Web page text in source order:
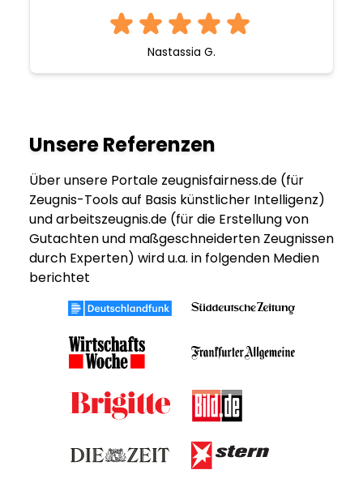
Nastassia G.
Unsere Referenzen
Über unsere Portale zeugnisfairness.de (für
Zeugnis-Tools auf Basis künstlicher Intelligenz)
und arbeitszeugnis.de (für die Erstellung von
Gutachten und maßgeschneiderten Zeugnissen
durch Experten) wird u.a. in folgenden Medien
berichtet